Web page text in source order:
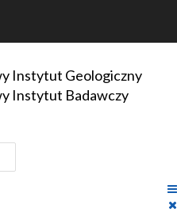
Instytut Geologiczny
Instytut Badawczy